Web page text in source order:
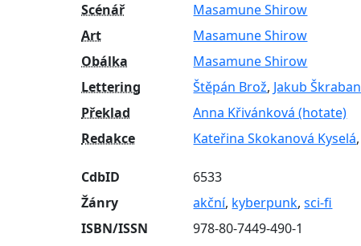
Scénář
Masamune Shirow
Art
Masamune Shirow
Obálka
Masamune Shirow
Lettering
Štěpán Brož, Jakub Škraban
Překlad
Anna Křivánková (hotate)
Redakce
Kateřina Skokanová Kyselá,
CdbID
6533
Žánry
akční, kyberpunk,sci-fi
ISBN/ISSN
978-80-7449-490-1